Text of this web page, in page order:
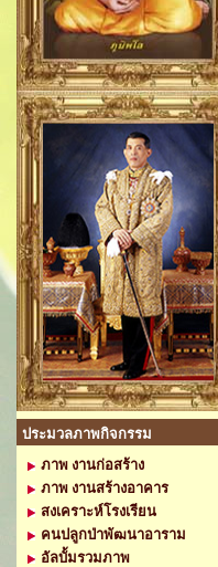
ประมวลภาพกิจกรรม
ภาพ งานก่อสร้าง
ภาพ งานสร้างอาคาร
สงเคราะห์โรงเรียน
คนปลูกป่าพัฒนาอาราม
อัลบั้มรวมภาพ